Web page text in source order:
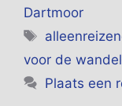
Dartmoor
Tags
voor de
Plaats een